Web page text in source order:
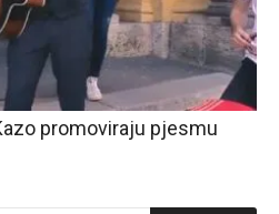
promoviraju pjesmu